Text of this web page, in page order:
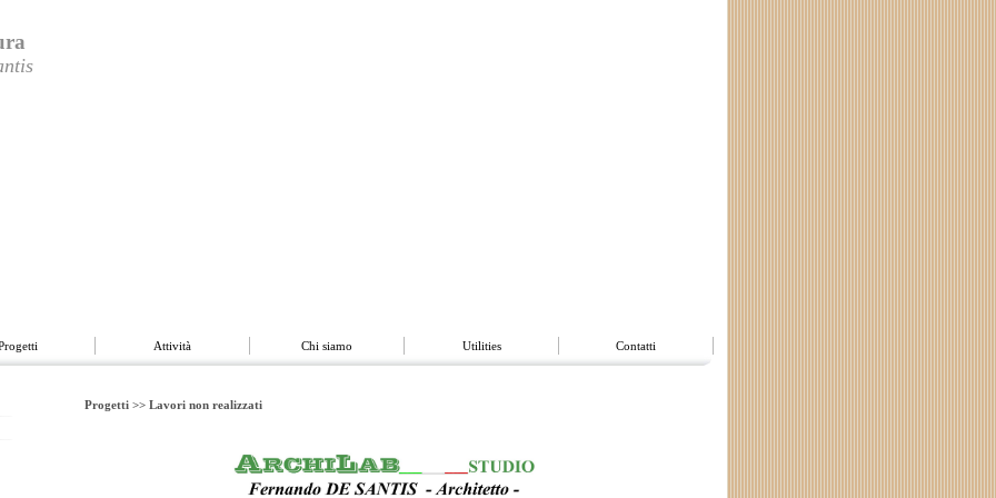
siamo Contatti
Progetti >> Lavori non realizzati
Attività Chi siamo Utilities Contatti